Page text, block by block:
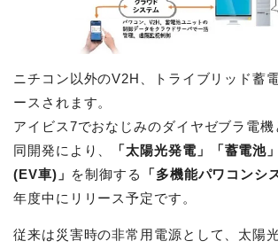
ニチコン以外のV2H、トライブリッド蓄
ースされます。
アイビス7でおなじみのダイヤゼブラ電
同開発により、
「太陽光発電」「蓄電池
(EV車)」 を制御する 「多機能パワコンシ
年度中にリリース予定です。
従来は災害時の非常用電源として、太陽